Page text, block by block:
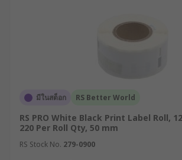
ซ้อนในโรงงานอุตสาหกรรม ซึ่งรวมถึงบาร์
Code, วันที่ผลิต/หมดอายุ, และข้อมูลจำเพา
สติ๊กเกอร์ม้วนปะหน้าส
อย่างไรในอุตสาหกรรม
การระบุตัวตนและความถูกต้อง : หัวใ
ม้วนใบปะหน้าคือการ "บอกว่าสิ่งนี้คือ
มีในสต็อก RS Better World
RS PRO White Black Print Label Roll,
220 Per Roll Qty, 50 mm
RS Stock No. 279-0900